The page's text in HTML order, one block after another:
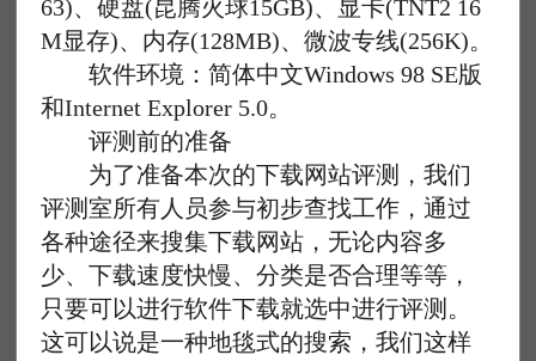
63)、硬盘(昆腾火球15GB)、显卡(TNT2 16
M显存)、内存(128MB)、微波专线(256K)。
软件环境：简体中文Windows 98 SE版
和Internet Explorer 5.0。
评测前的准备
为了准备本次的下载网站评测，我们
评测室所有人员参与初步查找工作，通过
各种途径来搜集下载网站，无论内容多
少、下载速度快慢、分类是否合理等等，
只要可以进行软件下载就选中进行评测。
这可以说是一种地毯式的搜索，我们这样